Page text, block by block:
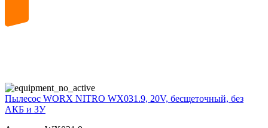
Пылесос WORX NITRO WX031.9, 20V, бесщеточный, без
АКБ и ЗУ